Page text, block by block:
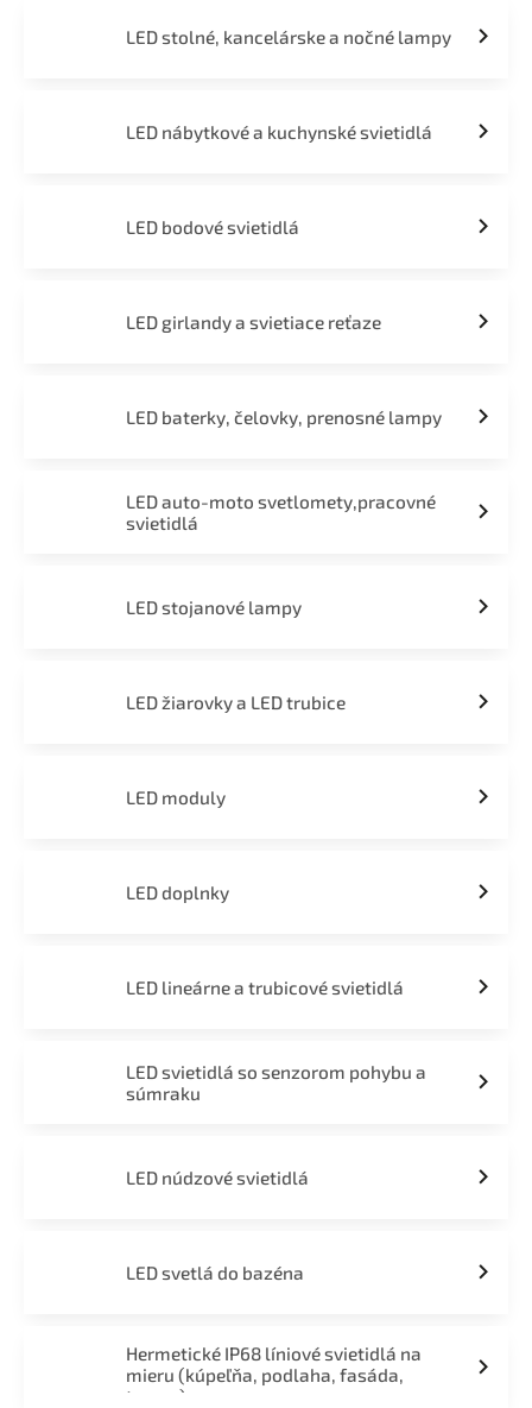
LED stolné, kancelárske a nočné lampy
LED nábytkové a kuchynské svietidlá
LED bodové svietidlá
LED girlandy a svietiace reťaze
LED baterky, čelovky, prenosné lampy
LED auto-moto svetlomety,pracovné
svietidlá
LED stojanové lampy
LED žiarovky a LED trubice
LED moduly
LED doplnky
LED lineárne a trubicové svietidlá
LED svietidlá so senzorom pohybu a
súmraku
LED núdzové svietidlá
LED svetlá do bazéna
Hermetické IP68 líniové svietidlá na
mieru (kúpeľňa, podlaha, fasáda,
terasa)